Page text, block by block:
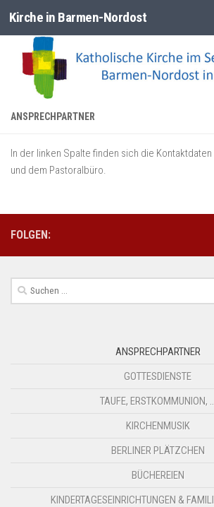
Zum Inhalt springen
Kirche in Barmen-Nordost
ANSPRECHPARTNER
In der linken Spalte finden sich die
und dem Pastoralbüro.
FOLGEN:
Suchen
nach:
ANSPRECHPARTNER
GOTTESDIENSTE
TAUFE, ERSTKOMMUNION,
KIRCHENMUSIK
BERLINER PLÄTZCHEN
BÜCHEREIEN
KINDERTAGESEINRICHTUNGEN &